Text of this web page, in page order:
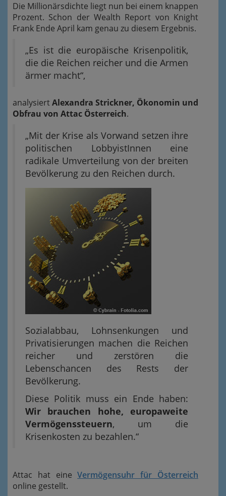
Die Millionärsdichte liegt nun bei einem knappen
Prozent. Schon der Wealth Report von Knight
Frank Ende April kam genau zu diesem Ergebnis.
„Es ist die europäische Krisenpolitik,
die die Reichen reicher und die Armen
ärmer macht“,
analysiertAlexandra Strickner, Ökonomin und
Obfrau von Attac Österreich.
„Mit der Krise als Vorwand setzen ihre
politischen LobbyistInnen eine
radikale Umverteilung von der breiten
Bevölkerung zu den Reichen durch.
Sozialabbau, Lohnsenkungen und
Privatisierungen machen die Reichen
reicher und zerstören die
Lebenschancen des Rests der
Bevölkerung.
Diese Politik muss ein Ende haben:
Wir brauchen hohe, europaweite
Vermögenssteuern, um die
Krisenkosten zu bezahlen.“
Attac hat eineVermögensuhr für Österreich
online gestellt.